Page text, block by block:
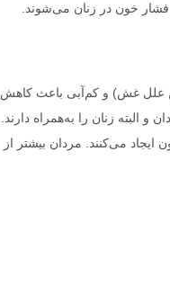
فشار خون در زنان می‌شوند.
علل غش) و کم‌آبی باعث کاهش
زنان را به‌همراه دارند.
می‌کنند. مردان بیشتر از